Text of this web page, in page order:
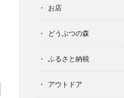
お店
どうぶつの森
ふるさと納税
アウトドア